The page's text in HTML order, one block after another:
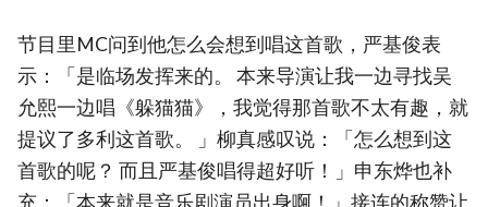
节目里MC问到他怎么会想到唱这首歌，严基俊表
示：「是临场发挥来的。 本来导演让我一边寻找吴
允熙一边唱《躲猫猫》，我觉得那首歌不太有趣，就
提议了多利这首歌。 」柳真感叹说：「怎么想到这
首歌的呢？ 而且严基俊唱得超好听！」申东烨也补
充：「本来就是音乐剧演员出身啊！」接连的称赞让